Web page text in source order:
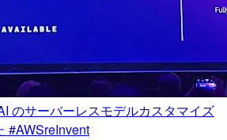
のサーバーレスモデルカスタマイズ
#AWSreInvent